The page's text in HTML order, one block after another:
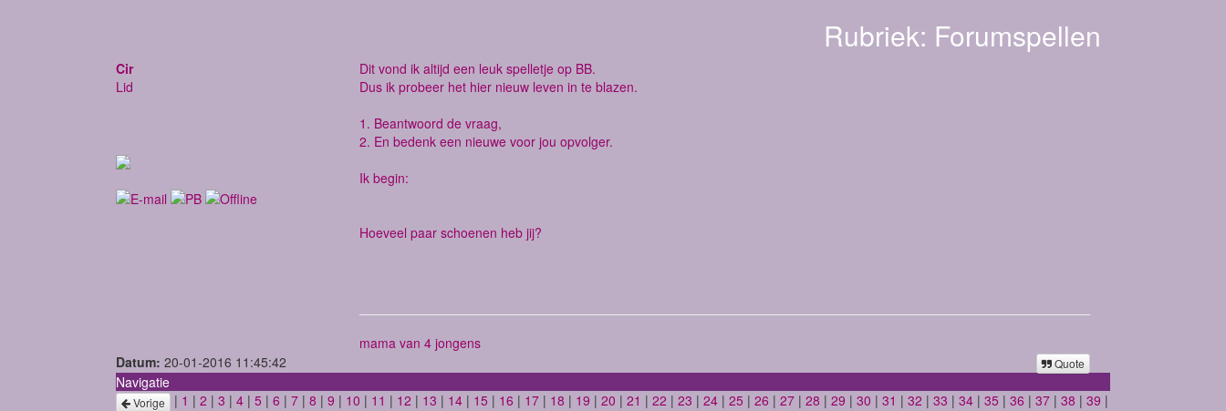
Rubriek: Forumspellen
Cir
Lid
Dit vond ik altijd een leuk spelletje op BB.
Dus ik probeer het hier nieuw leven in te blazen.
1. Beantwoord de vraag,
2. En bedenk een nieuwe voor jou opvolger.
Ik begin:
Hoeveel paar schoenen heb jij?
mama van 4 jongens
Datum: 20-01-2016 11:45:42 Quote
Navigatie
Vorige | 1 | 2 | 3 | 4 | 5 | 6 | 7 | 8 | 9 | 10 | 11 | 12 | 13 | 14 | 15 | 16 | 17 | 18 | 19 | 20 | 21 | 22 | 23 | 24 | 25 | 26 | 27 | 28 | 29 | 30 | 31 | 32 | 33 | 34 | 35 | 36 | 37 | 38 | 39 |